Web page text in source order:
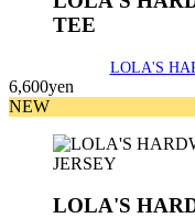
TEE
LOLA'S
6,600yen
NEW
LOLA'S